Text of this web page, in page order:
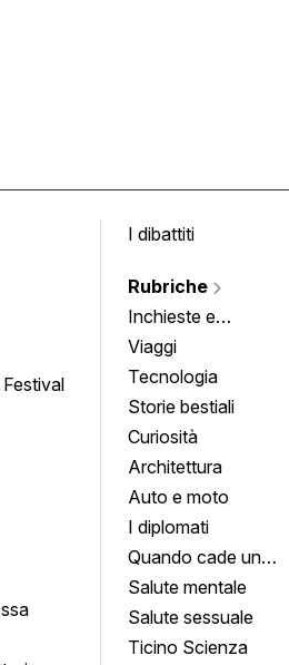
I dibattiti
Rubriche
Inchieste e
approfondimenti
Viaggi
Tecnologia
Storie bestiali
Curiosità
Architettura
Auto e moto
I diplomati
Quando cade un
quadro
Salute mentale
Salute sessuale
Ticino Scienza